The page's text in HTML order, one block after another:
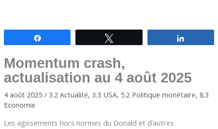
Momentum crash,
actualisation au 4 août 2025
4 août 2025 / 3.2 Actualité, 3.3 USA, 5.2 Politique monétaire, 8.3
Economie
Les agissements hors normes du Donald et d’autres